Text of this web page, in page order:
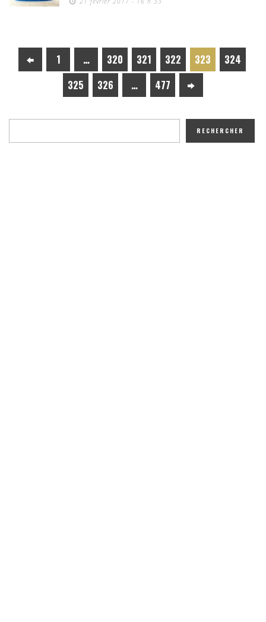
1 … 320 321 322 323
324
325
326 … 477
RECHERCHER